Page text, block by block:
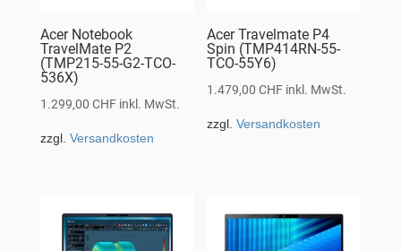
Acer Notebook
TravelMate P2
(TMP215-55-G2-TCO-
536X)
1.299,00 CHF inkl. MwSt.
zzgl. Versandkosten
Acer Travelmate P4
Spin (TMP414RN-55-
TCO-55Y6)
1.479,00CHF inkl. MwSt.
zzgl.Versandkosten